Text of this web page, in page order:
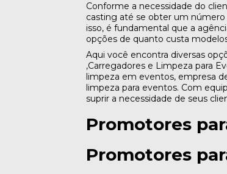
Conforme a necessidade do
casting até se obter um número
isso, é fundamental que a
opções de quanto custa
Aqui você encontra diversas
,Carregadores e Limpeza para
limpeza em eventos, empresa
limpeza para eventos. Com
suprir a necessidade de seus
Promotores
Promotores